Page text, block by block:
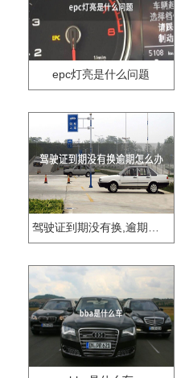
epc灯亮是什么问题
驾驶证到期没有换,逾期怎么办??